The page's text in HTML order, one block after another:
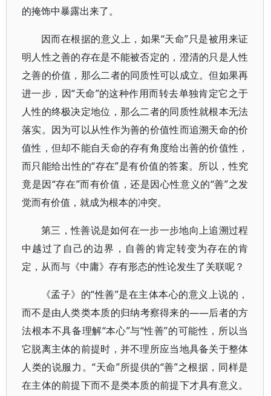
的掩饰中暴露出来了。
因而在根据的意义上，如果“天命”只是被用来证
明人性之善的存在是不能被否定的，澄清的只是人性
之善的价值，那么二者的同质性可以成立。但如果再
进一步，因“天命”的这种作用而转去单独肯定它之于
人性的终极决定地位，那么二者的同质性就根本无法
落实。因为可以从性作为善的价值性而追溯天命的价
值性，但却不能自天命的存有角度给出善的价值性，
而只能给出性的“存在”是有价值的答案。所以，性究
竟是因“存在”而有价值，还是因心性意义的“善”之发
觉而有价值，就成为根本的冲突。
第三，性善说是如何在一步一步地向上追溯过程
中越过了自己的边界，自善的肯定转变为存在的肯
定，从而与《中庸》存有形态的性论发生了关联呢？
《孟子》的“性善”是在主体本心的意义上说的，
而不是由人类类本质的归纳考察得来的——后者的方
法根本不具备理解“本心”与“性善”的可能性，所以当
它脱离主体的前提时，并不理所应当地具备关于整体
人类的说服力。“天命”所提供的“善”之根据，同样是
在主体的前提下而不是类本质的前提下才具有意义。